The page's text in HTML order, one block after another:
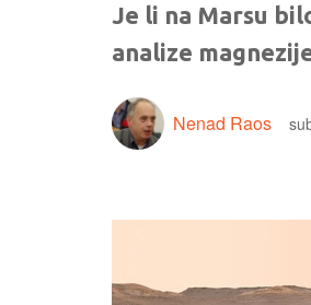
Je li na Marsu
analize
Nenad Raos